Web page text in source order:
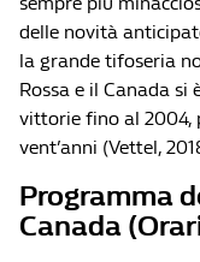
delle novità
la grande tifoseria
Rossa e il Canada
vittorie fino al 2004,
vent’anni (Vettel,
Programma
Canada